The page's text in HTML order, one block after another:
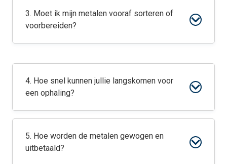
3. Moet ik mijn metalen vooraf sorteren of
voorbereiden?
4. Hoe snel kunnen jullie langskomen voor
een ophaling?
5. Hoe worden de metalen gewogen en
uitbetaald?